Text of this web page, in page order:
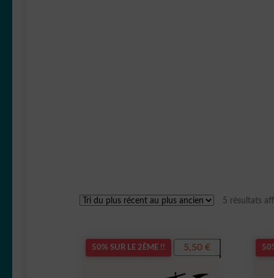
5 résultats
50% SUR LE 2ÈME !! 5,50€